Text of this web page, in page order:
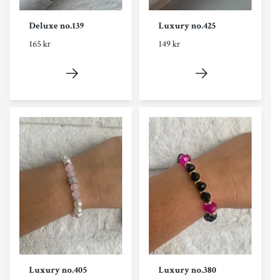
Deluxe no.139
165 kr
Luxury no.425
149 kr
Luxury no.405 Luxury no.380